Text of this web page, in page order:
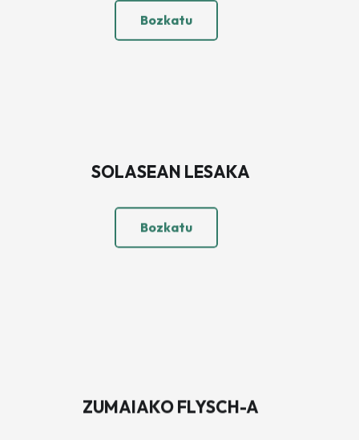
Bozkatu
SOLASEAN LESAKA
Bozkatu
ZUMAIAKO FLYSCH-A